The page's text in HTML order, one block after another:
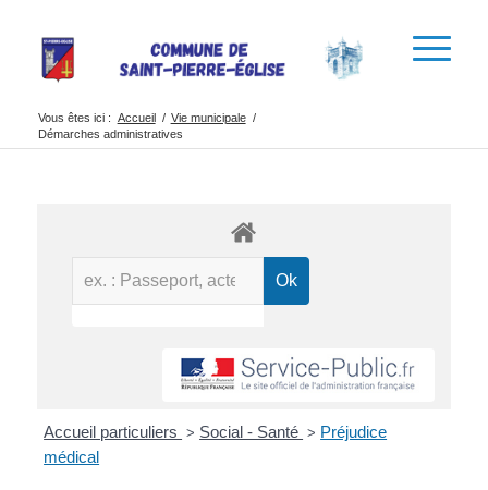
Vous êtes ici : Accueil / Vie municipale /
Démarches administratives
Accueil particuliers > Social - Santé > Préjudice
médical